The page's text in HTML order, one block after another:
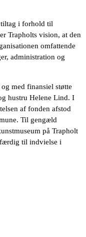
tiltag i forhold til
Trapholts vision, at den
omfattende
administration og
med finansiel støtte
hustru Helene Lind. I
af fonden afstod
Til gengæld
på Trapholt
til indvielse i